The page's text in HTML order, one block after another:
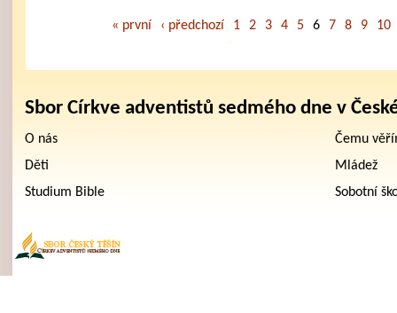
« první ‹ předchozí 1 2 3 4 5 6 7 8 9 10
Sbor Církve adventistů sedmého dne v
O nás
Čemu
Děti
Mládež
Studium Bible
Sobotní